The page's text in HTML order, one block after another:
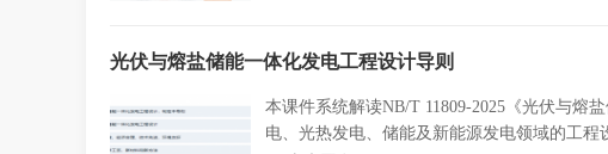
光伏与熔盐储能一体化发电工程设计导则
本课件系统解读NB/T 11809-2025《光伏与熔
电、光热发电、储能及新能源发电领域的工